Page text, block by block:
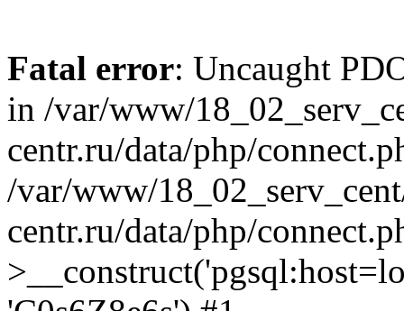
Fatal error: Uncaught
in /var/www/
centr.ru/data/php/
/var/www/
centr.ru/data/php/